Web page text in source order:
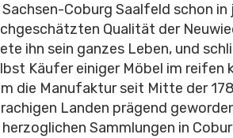
Coburg Saalfeld schon in
Qualität der
ihn sein ganzes Leben, und
Käufer einiger Möbel im reifen
die Manufaktur seit Mitte der
Landen prägend
Sammlungen in